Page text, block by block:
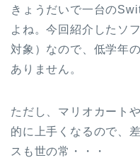
きょうだいで一台の
よね。今回紹介したソ
対象）なので、低学年
ありません。
ただし、マリオカート
的に上手くなるので、
スも世の常・・・